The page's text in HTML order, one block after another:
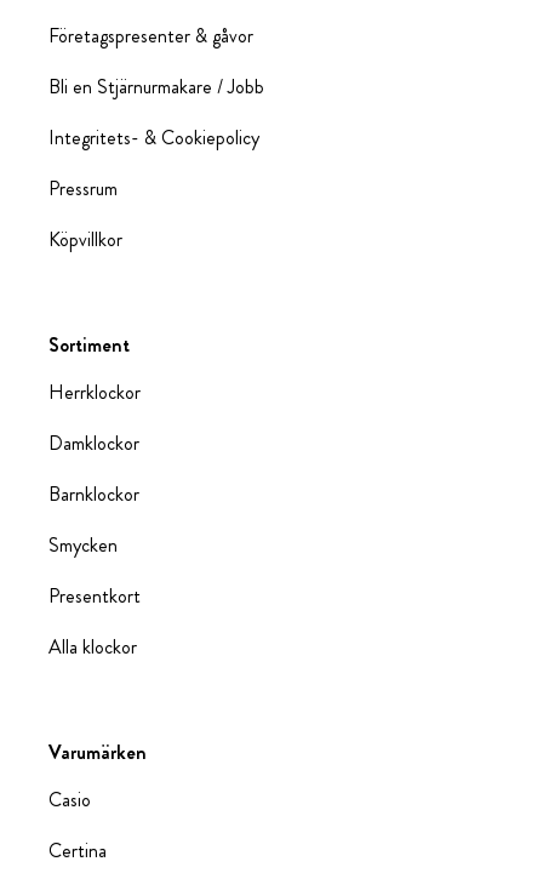
Företagspresenter & gåvor
Bli en Stjärnurmakare / Jobb
Integritets- & Cookiepolicy
Pressrum
Köpvillkor
Sortiment
Herrklockor
Damklockor
Barnklockor
Smycken
Presentkort
Alla klockor
Varumärken
Casio
Certina